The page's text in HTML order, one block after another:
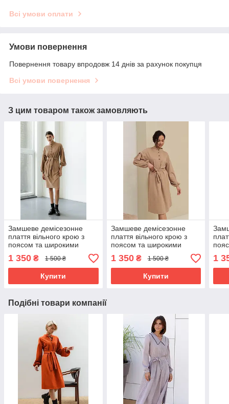
Всі умови оплати
Умови повернення
Повернення товару впродовж 14 днів за рахунок покупця
Всі умови повернення
З цим товаром також замовляють
Замшеве демісезонне
плаття вільного крою з
поясом та широкими
рукавами 42-52 розміри
різні кольори
1 350 ₴ 1 500 ₴
Купити
Замшеве демісезонне
плаття вільного крою з
поясом та широкими
рукавами 42-52 розміри
різні кольори
1 350₴ 1 500 ₴
Купити
1
Подібні товари компанії